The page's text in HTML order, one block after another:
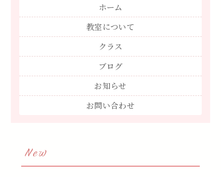
ホーム
教室について
クラス
ブログ
お知らせ
お問い合わせ
New